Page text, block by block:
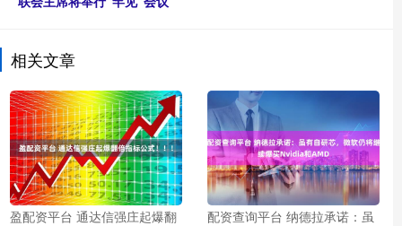
相关文章
盈配资平台 通达信强庄起爆翻
配资查询平台 纳德拉承诺：虽